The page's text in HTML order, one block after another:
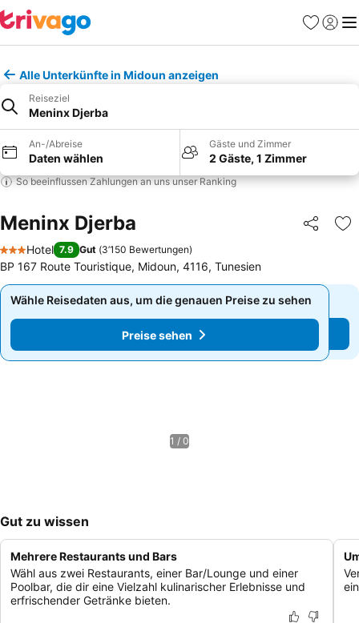
Favoriten
Alle Unterkünfte in Midoun anzeigen
Reiseziel
Meninx Djerba
An-/Abreise
Daten wählen
Gäste und Zimmer
2 Gäste, 1 Zimmer
So beeinflussen Zahlungen an uns unser Ranking
Meninx Djerba Teilen
3 Sterne
Hotel 7.9 Gut (3’150 Bewertungen)
BP 167 Route Touristique, Midoun, 4116, Tunesien
Wähle Reisedaten aus, um die genauen Preise zu sehen
Preise sehen
Wähle Reisedaten aus, um die genauen Preise zu sehen
Preise sehen
1 / 0
Gut zu wissen
Mehrere Restaurants und Bars
Wähl aus zwei Restaurants, einer Bar/Lounge und einer
Poolbar, die dir eine Vielzahl kulinarischer Erlebnisse und
erfrischender Getränke bieten.